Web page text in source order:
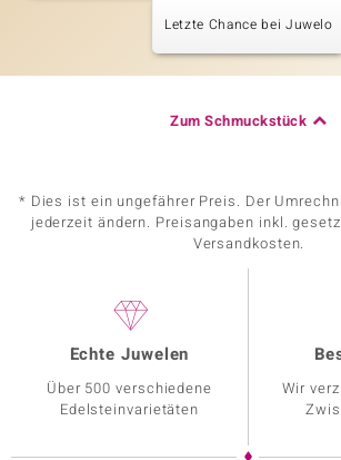
Letzte Chance bei Juwelo
Zum Schmuckstück
* Dies ist ein ungefährer Preis. Der
jederzeit ändern. Preisangaben inkl.
Versandkosten.
Echte Juwelen
Über 500 verschiedene
Edelsteinvarietäten
Wir